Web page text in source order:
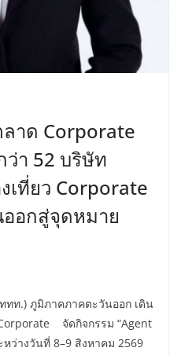
าด Corporate
ว่า 52 บริษัท
เที่ยว Corporate
อกสู่จุดหมาย
ทท.) ภูมิภาคภาคตะวันออก เดิน
จัดกิจกรรม “Agent
หว่างวันที่ 8–9 สิงหาคม 2569